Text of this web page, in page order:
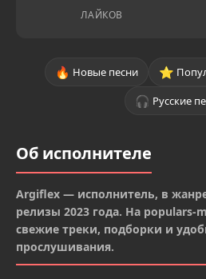
ЛАЙКОВ
🔥 Новые песни ⭐
🎧 Русские
Об исполнителе
Argiflex — исполнитель, в
релизы 2023 года. На populars-
свежие треки, подборки и
прослушивания.